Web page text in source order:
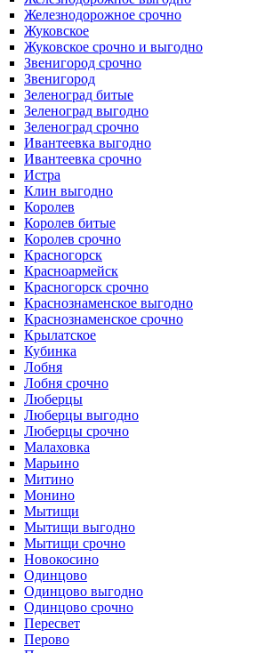
Железнодорожное срочно
Жуковское
Жуковское срочно и выгодно
Звенигород срочно
Звенигород
Зеленоград битые
Зеленоград выгодно
Зеленоград срочно
Ивантеевка выгодно
Ивантеевка срочно
Истра
Клин выгодно
Королев
Королев битые
Королев срочно
Красногорск
Красноармейск
Красногорск срочно
Краснознаменское выгодно
Краснознаменское срочно
Крылатское
Кубинка
Лобня
Лобня срочно
Люберцы
Люберцы выгодно
Люберцы срочно
Малаховка
Марьино
Митино
Монино
Мытищи
Мытищи выгодно
Мытищи срочно
Новокосино
Одинцово
Одинцово выгодно
Одинцово срочно
Пересвет
Перово